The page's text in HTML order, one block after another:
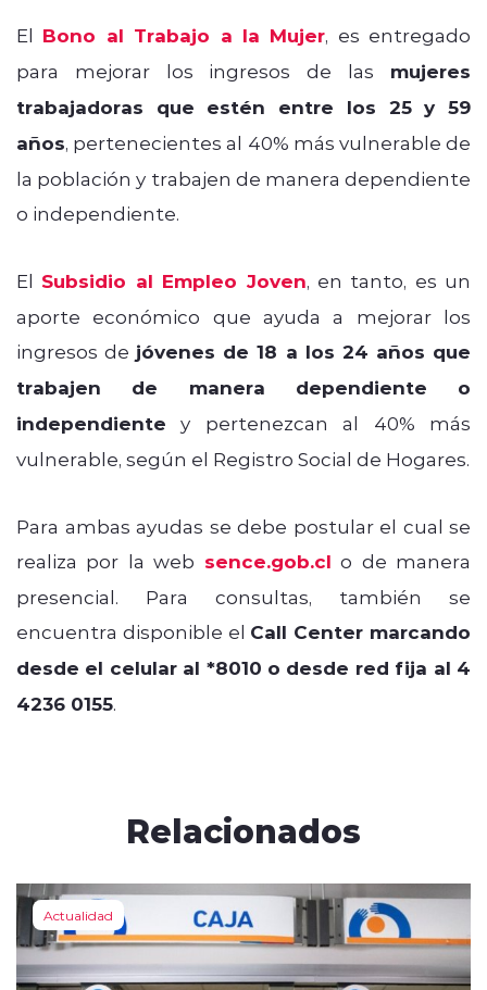
El Bono al Trabajo a la Mujer, es entregado
para mejorar los ingresos de las mujeres
trabajadoras que estén entre los 25 y 59
años, pertenecientes al 40% más vulnerable de
la población y trabajen de manera dependiente
o independiente.
El Subsidio al Empleo Joven, en tanto, es un
aporte económico que ayuda a mejorar los
ingresos de jóvenes de 18 a los 24 años que
trabajen de manera dependiente o
independiente y pertenezcan al 40% más
vulnerable, según el Registro Social de Hogares.
Para ambas ayudas se debe postular el cual se
realiza por la web sence.gob.cl o de manera
presencial. Para consultas, también se
encuentra disponible el Call Center marcando
desde el celular al *8010 o desde red fija al 4
4236 0155.
Relacionados
Actualidad